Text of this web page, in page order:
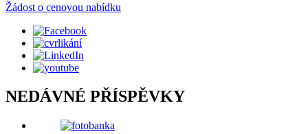
Žádost o cenovou nabídku
NEDÁVNÉ PŘÍSPĚVKY